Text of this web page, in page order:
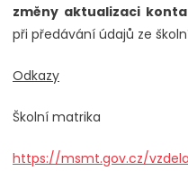
změny aktualizaci
při předávání údajů ze
Odkazy
Školní matrika
https://msmt.gov.cz/